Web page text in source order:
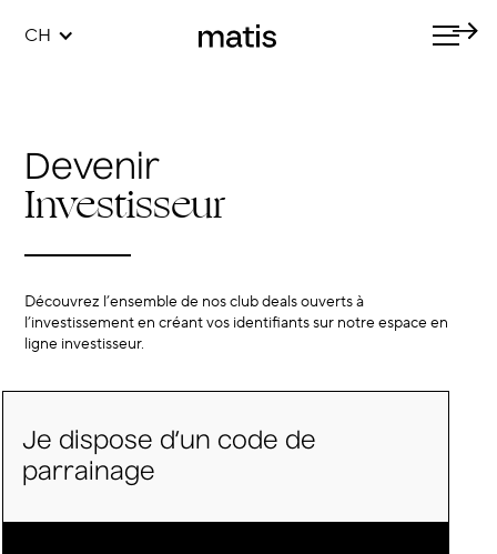
CH
Devenir
Investisseur
Découvrez l’ensemble de nos club deals ouverts à
l’investissement en créant vos identifiants sur notre espace en
ligne investisseur.
Je dispose d’un code de
parrainage